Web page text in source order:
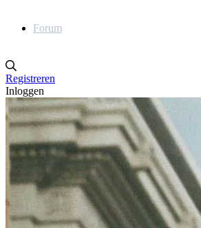
Forum
Registreren
Inloggen